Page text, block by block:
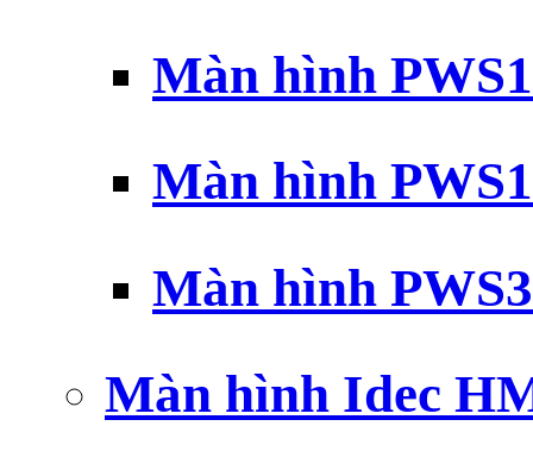
Màn hình
Màn hình
Màn hình
Màn hình Idec